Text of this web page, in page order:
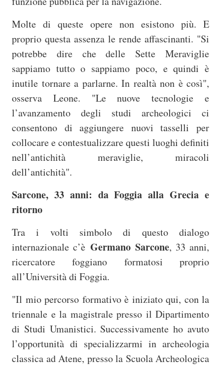
Molte di queste opere non esistono più. E
proprio questa assenza le rende affascinanti. "Si
potrebbe dire che delle Sette Meraviglie
sappiamo tutto o sappiamo poco, e quindi è
inutile tornare a parlarne. In realtà non è così",
osserva Leone. "Le nuove tecnologie e
l’avanzamento degli studi archeologici ci
consentono di aggiungere nuovi tasselli per
collocare e contestualizzare questi luoghi definiti
nell’antichità meraviglie, miracoli
dell’antichità".
Sarcone, 33 anni: da Foggia alla Grecia e
ritorno
Tra i volti simbolo di questo dialogo
internazionale c’èGermano Sarcone, 33 anni,
ricercatore foggiano formatosi proprio
all’Università di Foggia.
"Il mio percorso formativo è iniziato qui, con la
triennale e la magistrale presso il Dipartimento
di Studi Umanistici. Successivamente ho avuto
l’opportunità di specializzarmi in archeologia
classica ad Atene, presso la Scuola Archeologica